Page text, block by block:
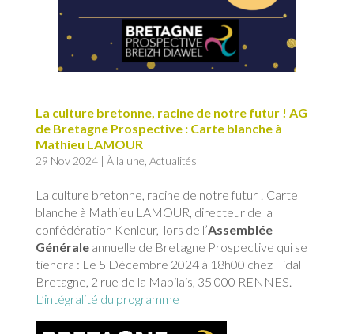
La culture bretonne, racine de notre futur ! AG
de Bretagne Prospective : Carte blanche à
Mathieu LAMOUR
29 Nov 2024| À la une Actualités
La culture bretonne, racine de notre futur ! Carte
blanche à Mathieu LAMOUR, directeur de la
confédération Kenleur, lors de l’Assemblée
Généraleannuelle de Bretagne Prospective qui se
tiendra : Le 5 Décembre 2024 à 18h00 chez Fidal
Bretagne, 2 rue de la Mabilais, 35 000 RENNES.
L’intégralité du programme